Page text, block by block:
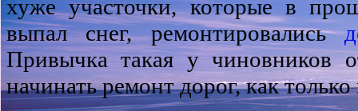
хуже участочки, которые в
выпал снег, ремонтировались
Привычка такая у
начинать ремонт дорог, как только